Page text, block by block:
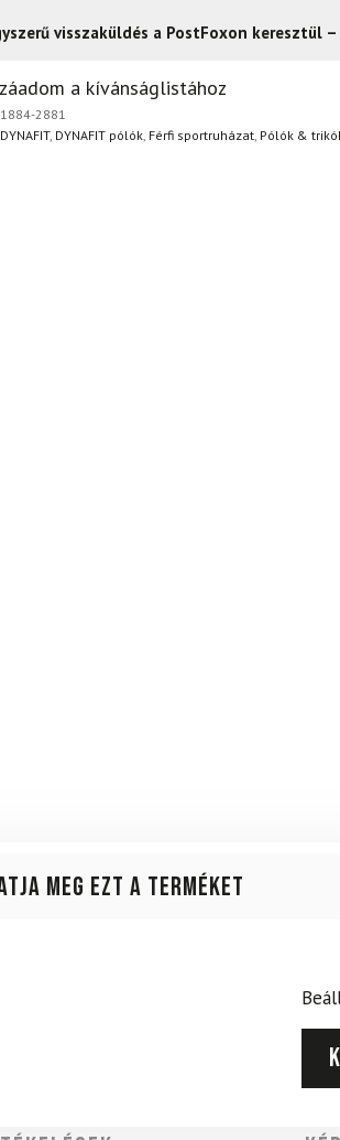
2 400Ft
visszaküldés a PostFoxon keresztül
a választásában? Semmi gond – a
indoklás nélkül.
a kívánságlistához
2881
DYNAFIT, DYNAFIT pólók, Férfi sportruházat, Pólók &
meg ezt a terméket